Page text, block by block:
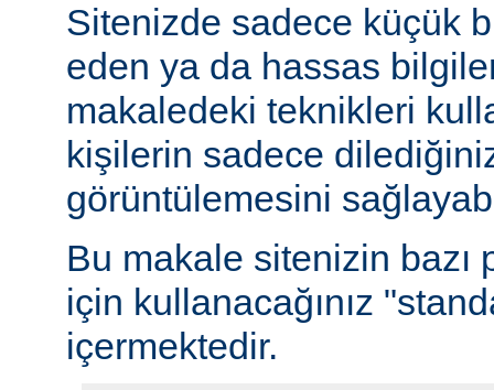
Sitenizde sadece küçük
eden ya da hassas
makaledeki teknikleri
kişilerin sadece
görüntülemesini
Bu makale sitenizin bazı
için kullanacağınız
içermektedir.